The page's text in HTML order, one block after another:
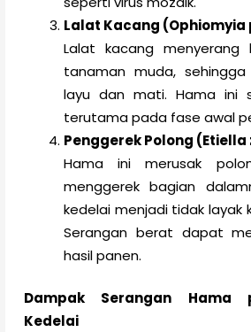
Lalat Kacang (Ophiomyia
Lalat kacang
tanaman muda,
layu dan mati. Hama ini
terutama pada fase awal
Penggerek Polong
Hama ini merusak
menggerek bagian
kedelai menjadi tidak layak
Serangan berat dapat
hasil panen.
Dampak Serangan Hama
Kedelai